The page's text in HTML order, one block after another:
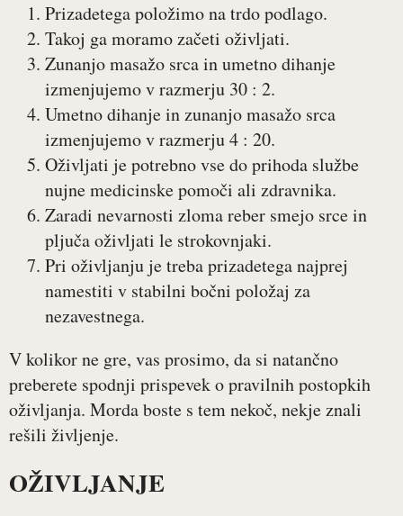
Prizadetega položimo na trdo podlago.
Takoj ga moramo začeti oživljati.
Zunanjo masažo srca in umetno dihanje
izmenjujemo v razmerju 30 : 2.
Umetno dihanje in zunanjo masažo srca
izmenjujemo v razmerju 4 : 20.
Oživljati je potrebno vse do prihoda službe
nujne medicinske pomoči ali zdravnika.
Zaradi nevarnosti zloma reber smejo srce in
pljuča oživljati le strokovnjaki.
Pri oživljanju je treba prizadetega najprej
namestiti v stabilni bočni položaj za
nezavestnega.
V kolikor ne gre, vas prosimo, da si natančno
preberete spodnji prispevek o pravilnih postopkih
oživljanja. Morda boste s tem nekoč, nekje znali
rešili življenje.
OŽIVLJANJE